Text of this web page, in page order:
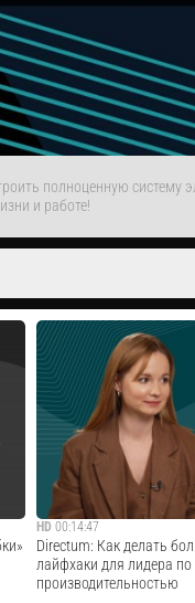
полноценную
и работе!
HD 00:14:47
Directum: Как делать
лайфхаки для лидера
производительностью